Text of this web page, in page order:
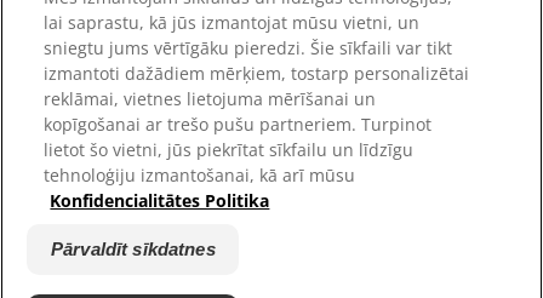
© 2025 Hill's Pet Nutrition, Inc.
All rights reserved.
As used herein, denotes registered trademark status
in the U.S. only; registration status in other
geographies may be different. Your use of this site is
subject to our terms.
Noteikumi un nosacījumi
Juridiskā un privātuma
Juridiskais paziņojums
lai saprastu, kā jūs izmantojat mūsu vietni, un
sniegtu jums vērtīgāku pieredzi. Šie sīkfaili var tikt
izmantoti dažādiem mērķiem, tostarp personalizētai
reklāmai, vietnes lietojuma mērīšanai un
kopīgošanai ar trešo pušu partneriem. Turpinot
lietot šo vietni, jūs piekrītat sīkfailu un līdzīgu
tehnoloģiju izmantošanai, kā arī mūsu
Konfidencialitātes Politika
Pārvaldīt sīkdatnes